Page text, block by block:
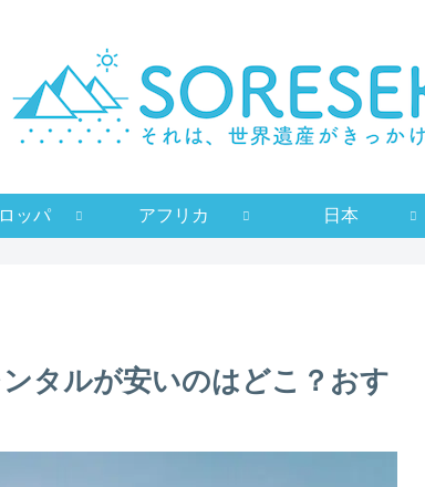
ッパ アフリカ 日本
タルが安いのはどこ？おす